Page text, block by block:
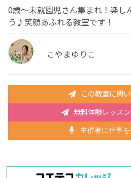
0歳〜未就園児さん集まれ！楽し
う♪笑顔あふれる教室です！
こやまゆりこ
この教室に問
無料体験レッス
主催者に仕事